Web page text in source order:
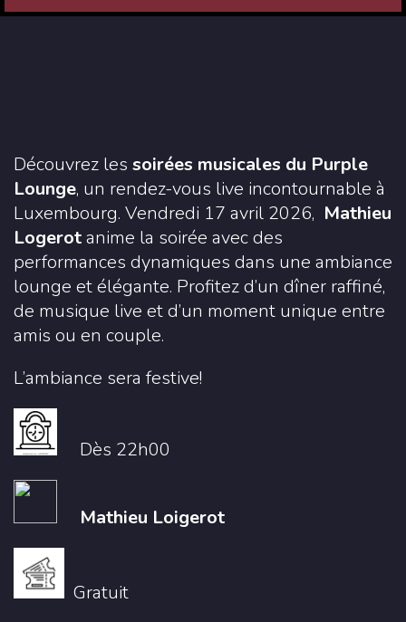
Découvrez les soirées musicales du Purple
Lounge, un rendez-vous live incontournable à
Luxembourg. Vendredi 17 avril 2026, Mathieu
Logerotanime la soirée avec des
performances dynamiques dans une ambiance
lounge et élégante. Profitez d’un dîner raffiné,
de musique live et d’un moment unique entre
amis ou en couple.
L’ambiance sera festive!
Dès 22h00
Mathieu Loigerot
Gratuit